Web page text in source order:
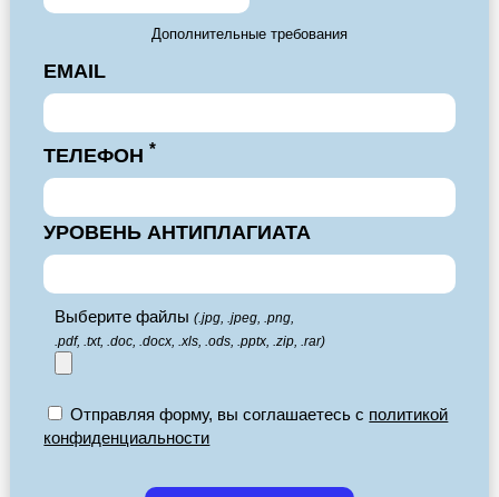
Дополнительные требования
EMAIL
ТЕЛЕФОН*
УРОВЕНЬ АНТИПЛАГИАТА
Выберите файлы(.jpg, .jpeg, .png,
.pdf, .txt, .doc, .docx, .xls, .ods, .pptx, .zip, .rar)
Отправляя форму, вы соглашаетесь с политикой
конфиденциальности